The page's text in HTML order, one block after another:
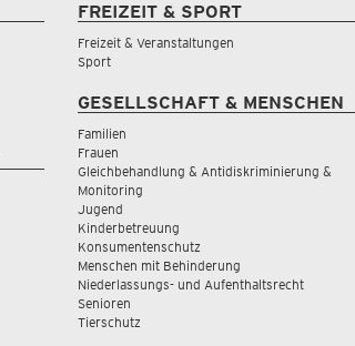
FREIZEIT & SPORT
Freizeit & Veranstaltungen
Sport
GESELLSCHAFT & MENSCHEN
Familien
Frauen
Gleichbehandlung & Antidiskriminierung &
Monitoring
Jugend
Kinderbetreuung
Konsumentenschutz
Menschen mit Behinderung
Niederlassungs- und Aufenthaltsrecht
Senioren
Tierschutz